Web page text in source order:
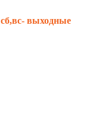
сб,вс- выходные